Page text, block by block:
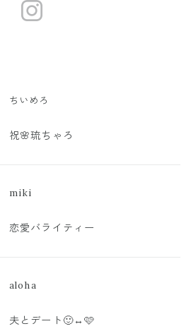
ちいめろ
祝🌸琉ちゃろ
miki
恋愛バライティー
aloha
夫とデート🙂‍↔️🩷